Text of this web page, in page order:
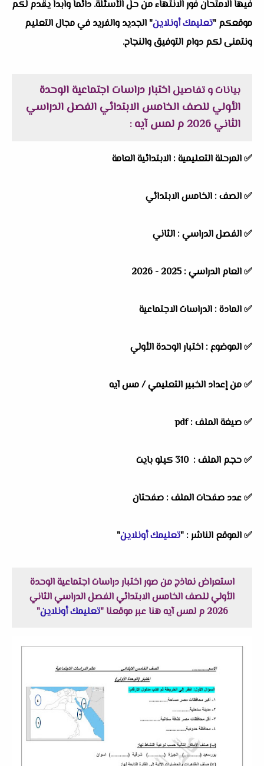
فيها الامتحان فور الانتهاء من حل الأسئلة. دائماً وابداً يقدم لكم
موقعكم "تعليمك أونلاين" الجديد والفريد في مجال التعليم
ونتمنى لكم دوام التوفيق والنجاح.
بيانات و تفاصيلاختبار دراسات اجتماعية الوحدة
الأولي للصف الخامس الابتدائي الفصل الدراسي
الثاني 2026 م لمس آيه
:
✅المرحلة التعليمية : الابتدائية العامة
✅الصف : الخامس الابتدائي
✅الفصل الدراسي : الثاني
✅العام الدراسي :2025 - 2026
✅المادة : الدراسات الاجتماعية
✅الموضوع : اختبار الوحدة الأولي
✅من إعداد الخبير التعليمي / مس آيه
✅ صيغة الملف : pdf
✅ حجم الملف : 310 كيلو بايت
✅ عدد صفحات الملف : صفحتان
✅الموقع الناشر : "تعليمك أونلاين"
استعراض نماذج من صور اختبار دراسات اجتماعية الوحدة
الأولي للصف الخامس الابتدائي الفصل الدراسي الثاني
2026 م لمس آيه هنا عبر موقعنا "
تعليمك أونلاين"